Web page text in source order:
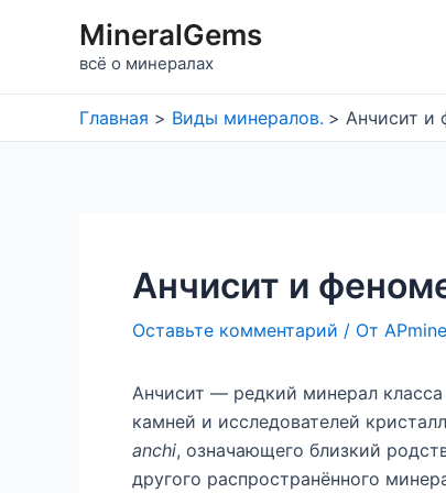
содержимому
MineralGems
всё о минералах
Главная Виды минералов. Анчисит и
Анчисит и
Оставьте комментарий / От
Анчисит — редкий минерал
камней и исследователей
anchi, означающего близкий
другого распространённого